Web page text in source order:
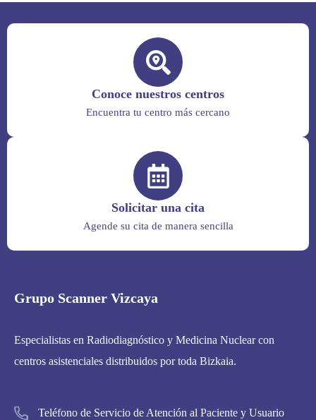
Conoce nuestros centros
Encuentra tu centro más cercano
Solicitar una cita
Agende su cita de manera sencilla
Grupo Scanner Vizcaya
Especialistas en Radiodiagnóstico y Medicina Nuclear con
centros asistenciales distribuidos por toda Bizkaia.
Teléfono de Servicio de Atención al Paciente y Usuario